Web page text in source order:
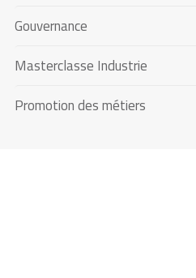
Gouvernance
Masterclasse Industrie
Promotion des métiers